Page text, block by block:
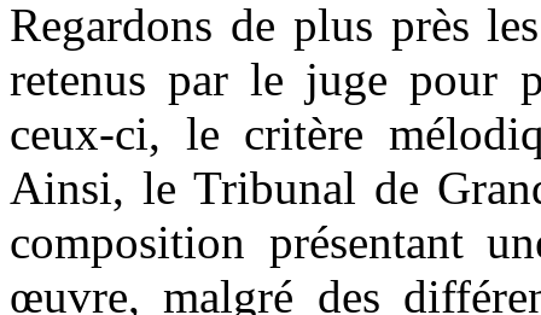
Regardons de plus près
retenus par le juge pour
ceux-ci, le critère
Ainsi, le Tribunal de
composition présentant
œuvre, malgré des